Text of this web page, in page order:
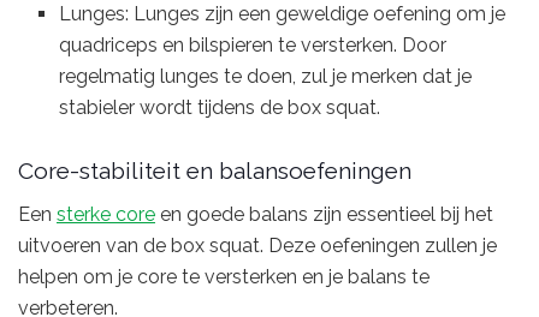
Lunges: Lunges zijn een geweldige oefening om je
quadriceps en bilspieren te versterken. Door
regelmatig lunges te doen, zul je merken dat je
stabieler wordt tijdens de box squat.
Core-stabiliteit en balansoefeningen
Een sterke core en goede balans zijn essentieel bij het
uitvoeren van de box squat. Deze oefeningen zullen je
helpen om je core te versterken en je balans te
verbeteren.